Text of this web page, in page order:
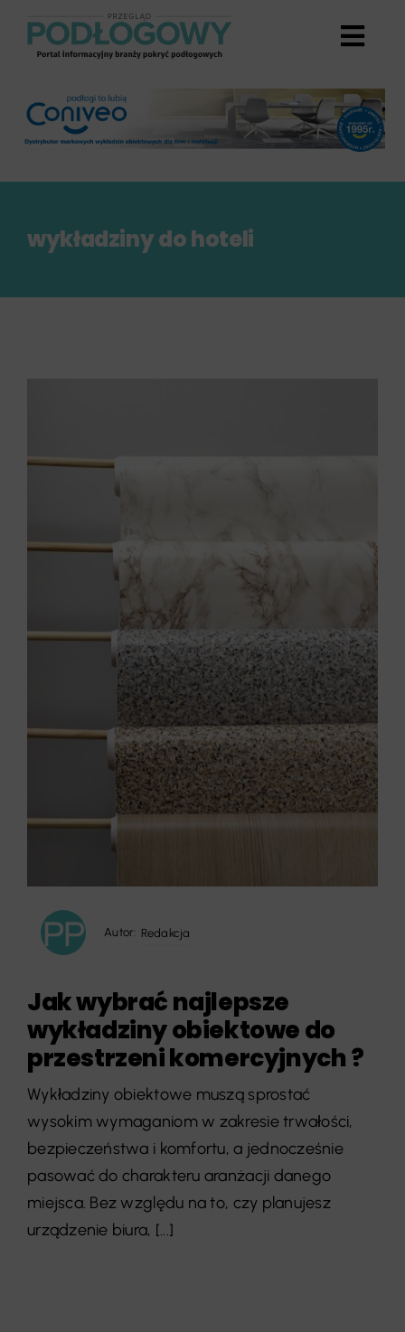
wykładziny do hoteli
Autor: Redakcja
Jak wybrać najlepsze
wykładziny obiektowe do
przestrzeni komercyjnych ?
Wykładziny obiektowe muszą sprostać
wysokim wymaganiom w zakresie trwałości,
bezpieczeństwa i komfortu, a jednocześnie
pasować do charakteru aranżacji danego
miejsca. Bez względu na to, czy planujesz
urządzenie biura, [...]